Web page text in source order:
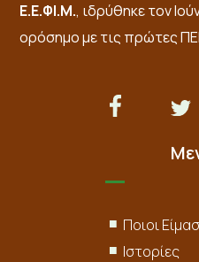
Ε.Ε.ΦΙ.Μ., ιδρύθηκε τον
ορόσημο με τις πρώτες
Ποιοι
Ιστορίες